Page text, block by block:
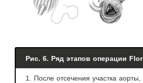
Рис. 6. Ряд этапов операции
1. После отсечения участка